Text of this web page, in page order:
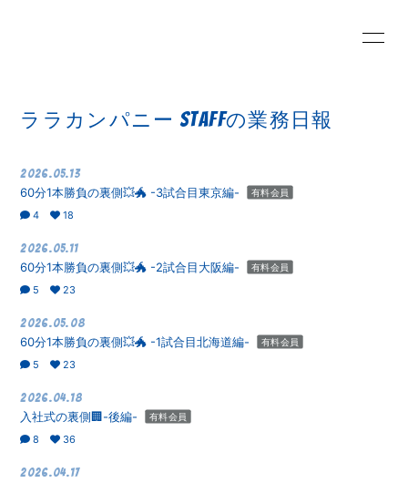
VIDEO DISCOGRAPHY
Lala BLOG MOVIE
RADIO
Q&A
ララカンパニー STAFFの業務日報
2026.05.13
60分1本勝負の裏側💥🐲 -3試合目東京編- 有料会員
4 18
2026.05.11
60分1本勝負の裏側💥🐲 -2試合目大阪編- 有料会員
5 23
2026.05.08
60分1本勝負の裏側💥🐲 -1試合目北海道編- 有料会員
5 23
2026.04.18
入社式の裏側🏢-後編- 有料会員
8 36
2026.04.17